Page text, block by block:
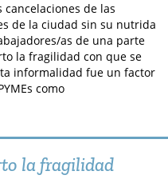
cancelaciones de las
de la ciudad sin su nutrida
as de una parte
la fragilidad con que se
informalidad fue un factor
como
la fragilidad